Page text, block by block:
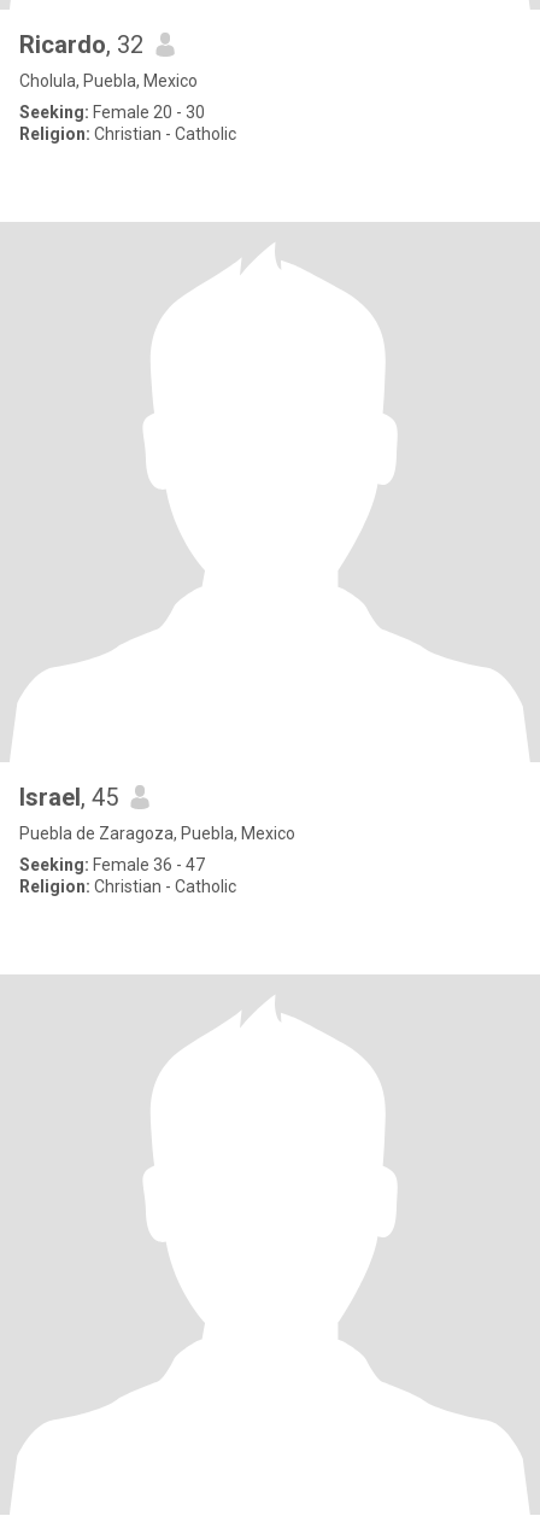
Ricardo, 32
Cholula, Puebla, Mexico
Seeking: Female 20 - 30
Religion: Christian - Catholic
Israel, 45
Puebla de Zaragoza, Puebla, Mexico
Seeking: Female 36 - 47
Religion: Christian - Catholic